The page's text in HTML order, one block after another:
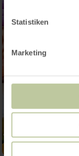
Statistiken
Marketing